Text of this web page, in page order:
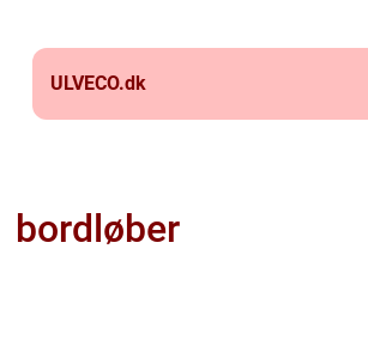
ULVECO.dk
bordløber